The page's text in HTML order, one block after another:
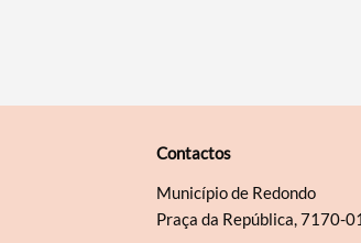
Contactos
Município de Redondo
Praça da República, 7170-